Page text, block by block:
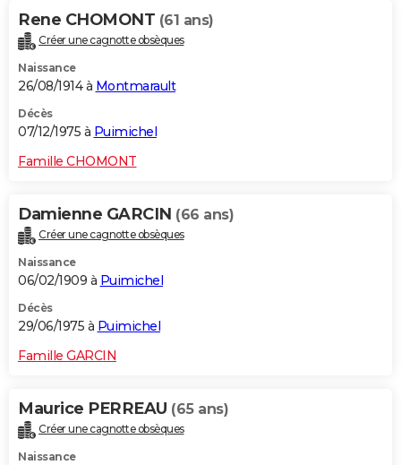
Rene CHOMONT (61 ans)
Créer une cagnotte obsèques
Naissance
26/08/1914 à Montmarault
Décès
07/12/1975 à Puimichel
Famille CHOMONT
Damienne GARCIN (66 ans)
Créer une cagnotte obsèques
Naissance
06/02/1909 à Puimichel
Décès
29/06/1975 à Puimichel
Famille GARCIN
Maurice PERREAU (65 ans)
Créer une cagnotte obsèques
Naissance